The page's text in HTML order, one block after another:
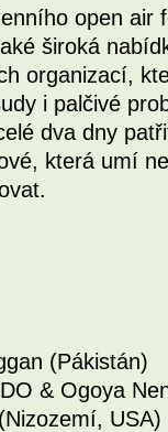
open
široká
organizací,
i palčivé
dva dny
která umí
(Pákistán)
& Ogoya
USA)